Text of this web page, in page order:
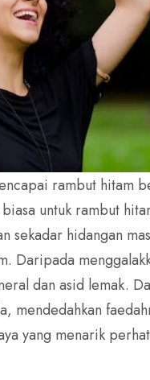
rambut hitam
untuk rambut
hidangan
Daripada
dan asid lemak.
mendedahkan
yang menarik